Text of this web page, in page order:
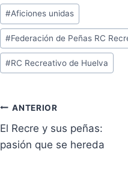
Etiquetas
de
la
entrada:
#Aficiones unidas
#Federación de Peñas RC
#RC Recreativo de Huelva
Navegación
de
ANTERIOR
El Recre y sus peñas:
pasión que se hereda